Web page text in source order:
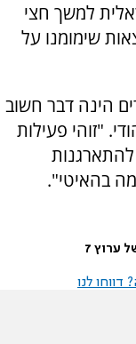
למשך חצי
להוצאות שימומנו על
הינה דבר חשוב
"זוהי פעילות
בהאיטי".
ערוץ 7
לנו